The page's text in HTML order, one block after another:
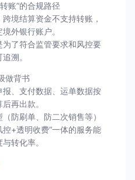
账”的合规路径
境结算资金不支持转账，
外银行账户。
为了符合监管要求和风控要
溯。
做背书
报、支付数据、运单数据按
再出款。
防刷单、防二次销售等）
+透明收费”一体的服务能
转化率。